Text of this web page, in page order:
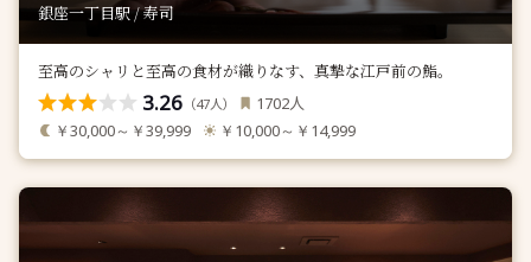
銀座一丁目駅 / 寿司
至高のシャリと至高の食材が織りなす、真摯な江戸前の鮨。
3.26 （47人） 1702人
￥30,000～￥39,999 ￥10,000～￥14,999